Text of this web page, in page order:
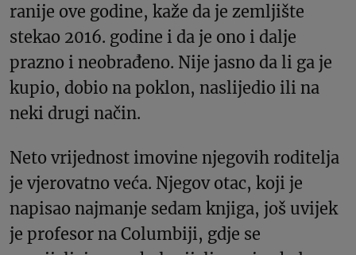
ranije ove godine, kaže da je zemljište
stekao 2016. godine i da je ono i dalje
prazno i ​​neobrađeno. Nije jasno da li ga je
kupio, dobio na poklon, naslijedio ili na
neki drugi način.
Neto vrijednost imovine njegovih roditelja
je vjerovatno veća. Njegov otac, koji je
napisao najmanje sedam knjiga, još uvijek
je profesor na Columbiji, gdje se